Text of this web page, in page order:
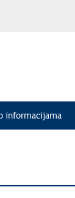
informacijama